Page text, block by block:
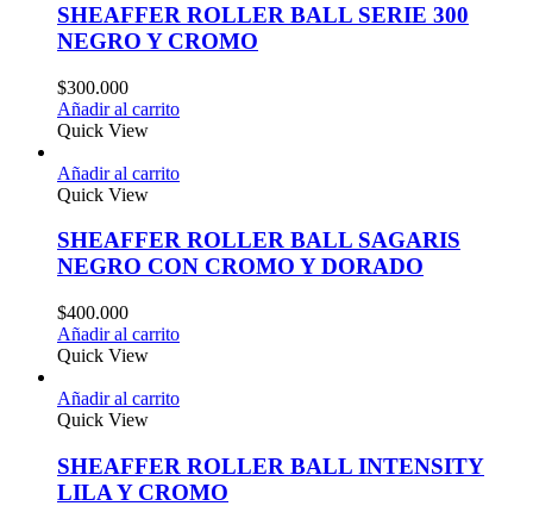
SHEAFFER ROLLER BALL SERIE 300
NEGRO Y CROMO
$300.000
Añadir al carrito
Quick View
Añadir al carrito
Quick View
SHEAFFER ROLLER BALL SAGARIS
NEGRO CON CROMO Y DORADO
$400.000
Añadir al carrito
Quick View
Añadir al carrito
Quick View
SHEAFFER ROLLER BALL INTENSITY
LILA Y CROMO